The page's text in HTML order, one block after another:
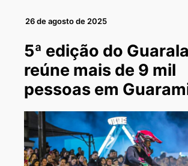
26 de agosto de 2025
5ª edição do
reúne mais de 9 mil
pessoas em